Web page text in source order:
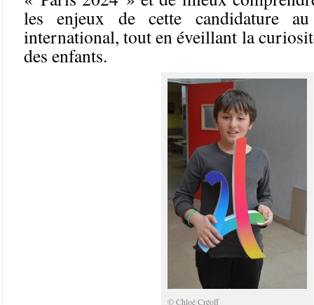
les enjeux de cette candidature
international, tout en éveillant la
des enfants.
© Chloé Créoff